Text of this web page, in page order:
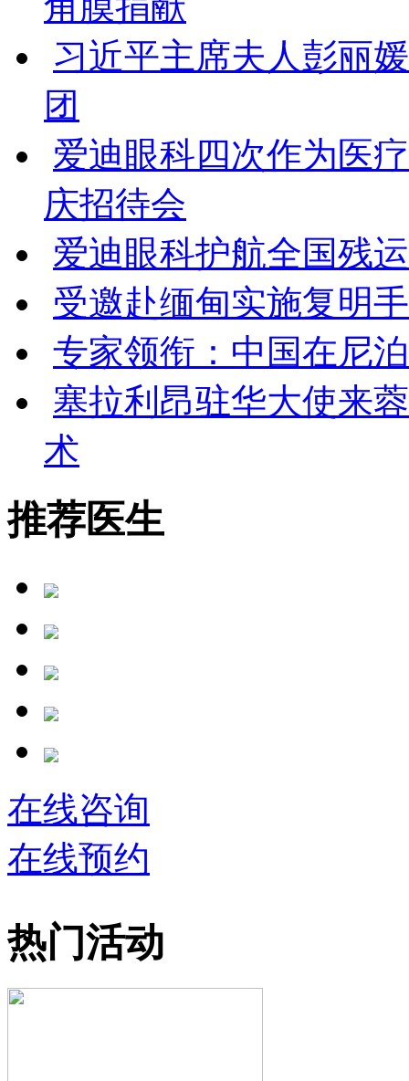
习近平主席夫人彭丽
团
爱迪眼科四次作为医
庆招待会
爱迪眼科护航全国残
受邀赴缅甸实施复明
专家领衔：中国在尼
塞拉利昂驻华大使来
术
推荐医生
在线咨询
在线预约
热门活动